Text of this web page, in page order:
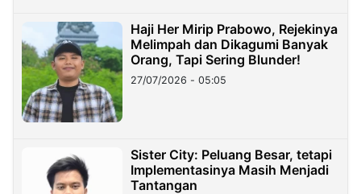
Haji Her Mirip Prabowo, Rejekinya
Melimpah dan Dikagumi Banyak
Orang, Tapi Sering Blunder!
27/07/2026 - 05:05
Sister City: Peluang Besar, tetapi
Implementasinya Masih Menjadi
Tantangan